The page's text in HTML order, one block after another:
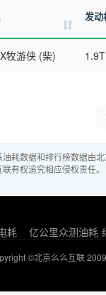
发动
牧游侠 (柴)
耗数据和排行榜数据由
有权追究相应侵权责任。
耗 亿公里众测油耗
©北京么么互联